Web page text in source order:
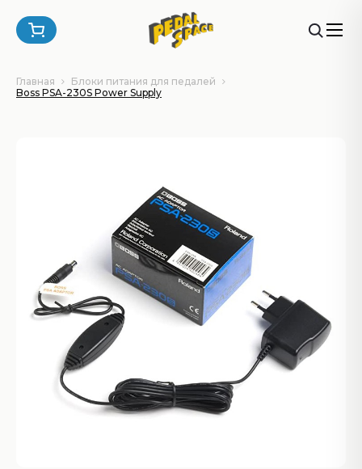
Главная
Блоки питания для педалей
Boss PSA-230S Power Supply